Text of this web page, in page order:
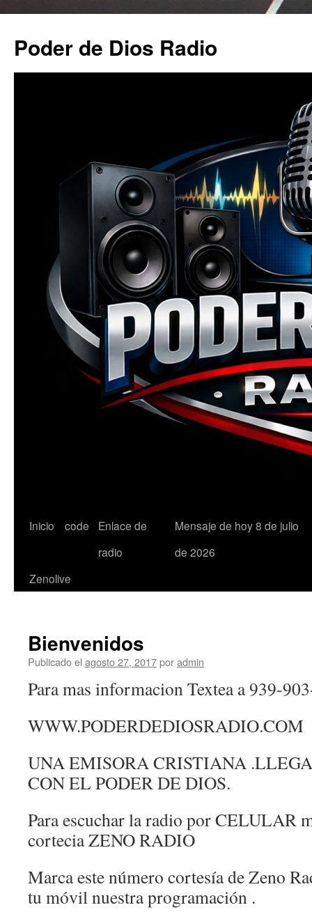
Poder de Dios Radio
Saltar
contenido
Inicio code
Enlace de
radio
Mensaje de hoy 8 de julio
de 2026
Zenolive
Bienvenidos
Publicado el agosto 27, 2017poradmin
Para mas informacion Textea a 939-
WWW.PODERDEDIOSRADIO.COM
UNA EMISORA CRISTIANA
CON EL PODER DE DIOS.
Para escuchar la radio por CELULAR
cortecia ZENO RADIO
Marca este número cortesía de Zeno
tu móvil nuestra programación .